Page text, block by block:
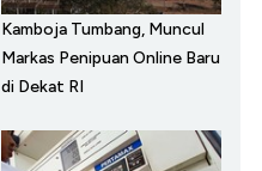
Kamboja Tumbang, Muncul
Markas Penipuan Online Baru
di Dekat RI